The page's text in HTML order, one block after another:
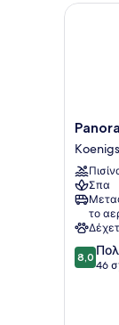
Σπα
το
8.0
στα
8,0
46